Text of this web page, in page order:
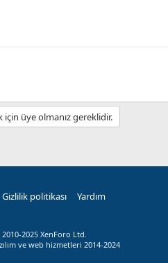
için üye olmanız gereklidir.
Gizlilik politikası
Yardım
2025 XenForo Ltd.
ve web hizmetleri 2014-2024